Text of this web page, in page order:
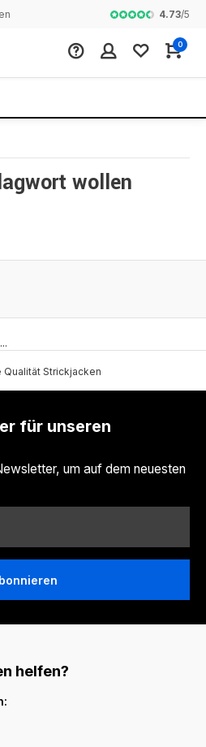
Komplette
4.73/5
0
wollen
Qualität Strickjacken
für unseren
um auf dem neuesten
helfen?